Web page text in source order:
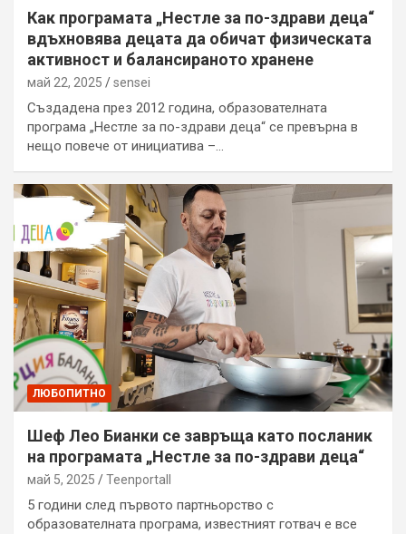
Как програмата „Нестле за по-здрави деца“
вдъхновява децата да обичат физическата
активност и балансираното хранене
май 22, 2025 sensei
Създадена през 2012 година, образователната
програма „Нестле за по-здрави деца“ се превърна в
нещо повече от инициатива –…
ЛЮБОПИТНО
Шеф Лео Бианки се завръща като посланик
на програмата „Нестле за по-здрави деца“
май 5, 2025 Teenportall
5 години след първото партньорство с
образователната програма, известният готвач е все